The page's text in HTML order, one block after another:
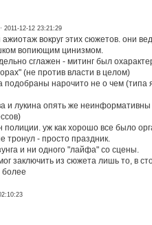
· 2011-12-12 23:21:29
вокруг этих сюжетов. они
вопиющим цинизмом.
сглажен - митинг был
(не против власти в целом)
подобраны нарочито не о чем (типа
и лукина опять же неинформативны
полиции. уж как хорошо все было
тронул - просто праздник.
и ни одного "лайфа" со сцены.
заключить из сюжета лишь то, в
более